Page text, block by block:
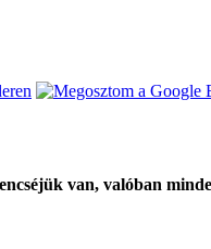
van, valóban